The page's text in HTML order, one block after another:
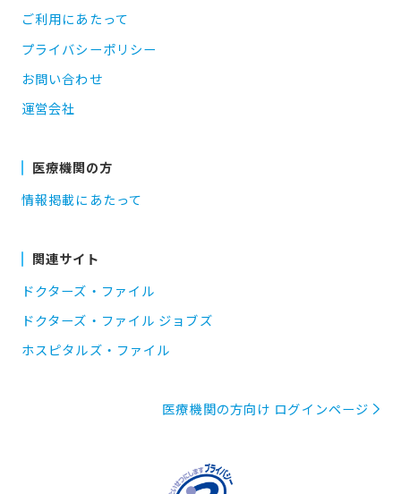
ご利用にあたって
プライバシーポリシー
お問い合わせ
運営会社
医療機関の方
情報掲載にあたって
関連サイト
ドクターズ・ファイル
ドクターズ・ファイル ジョブズ
ホスピタルズ・ファイル
医療機関の方向け ログインページ